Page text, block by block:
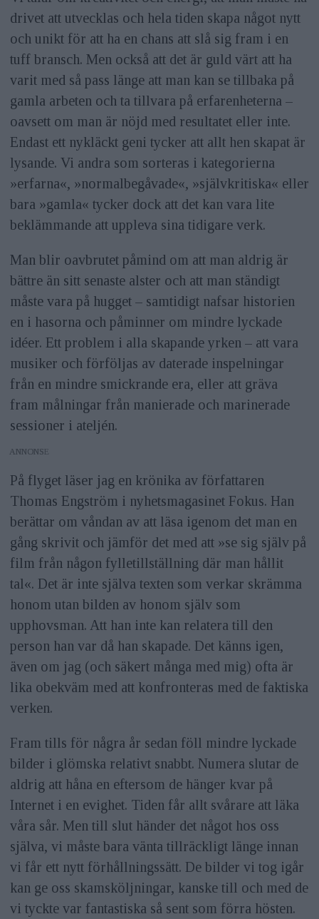
drivet att utvecklas och hela tiden skapa något nytt
och unikt för att ha en chans att slå sig fram i en
tuff bransch. Men också att det är guld värt att ha
varit med så pass länge att man kan se tillbaka på
gamla arbeten och ta tillvara på erfarenheterna –
oavsett om man är nöjd med resultatet eller inte.
Endast ett nykläckt geni tycker att allt hen skapat är
lysande. Vi andra som sorteras i kategorierna
»erfarna«, »normalbegåvade«, »självkritiska« eller
bara »gamla« tycker dock att det kan vara lite
beklämmande att uppleva sina tidigare verk.
Man blir oavbrutet påmind om att man aldrig är
bättre än sitt senaste alster och att man ständigt
måste vara på hugget – samtidigt nafsar historien
en i hasorna och påminner om mindre lyckade
idéer. Ett problem i alla skapande yrken – att vara
musiker och förföljas av daterade inspelningar
från en mindre smickrande era, eller att gräva
fram målningar från manierade och marinerade
sessioner i ateljén.
ANNONS
På flyget läser jag en krönika av författaren
Thomas Engström i nyhetsmagasinet Fokus. Han
berättar om våndan av att läsa igenom det man en
gång skrivit och jämför det med att »se sig själv på
film från någon fylletillställning där man hållit
tal«. Det är inte själva texten som verkar skrämma
honom utan bilden av honom själv som
upphovsman. Att han inte kan relatera till den
person han var då han skapade. Det känns igen,
även om jag (och säkert många med mig) ofta är
lika obekväm med att konfronteras med de faktiska
verken.
Fram tills för några år sedan föll mindre lyckade
bilder i glömska relativt snabbt. Numera slutar de
aldrig att håna en eftersom de hänger kvar på
Internet i en evighet. Tiden får allt svårare att läka
våra sår. Men till slut händer det något hos oss
själva, vi måste bara vänta tillräckligt länge innan
vi får ett nytt förhållningssätt. De bilder vi tog igår
kan ge oss skamsköljningar, kanske till och med de
vi tyckte var fantastiska så sent som förra hösten.